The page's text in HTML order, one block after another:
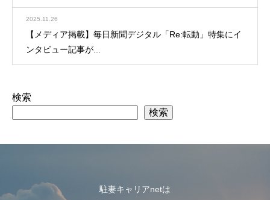
2025.11.26
【メディア掲載】毎日新聞デジタル「Re:転動」特集にイ
ンタビュー記事が...
検索
検索
駐妻キャリアnetは